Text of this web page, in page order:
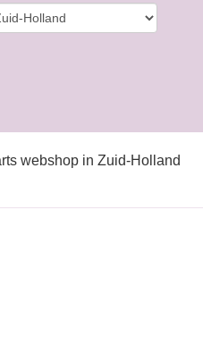
webshop in Zuid-Holland